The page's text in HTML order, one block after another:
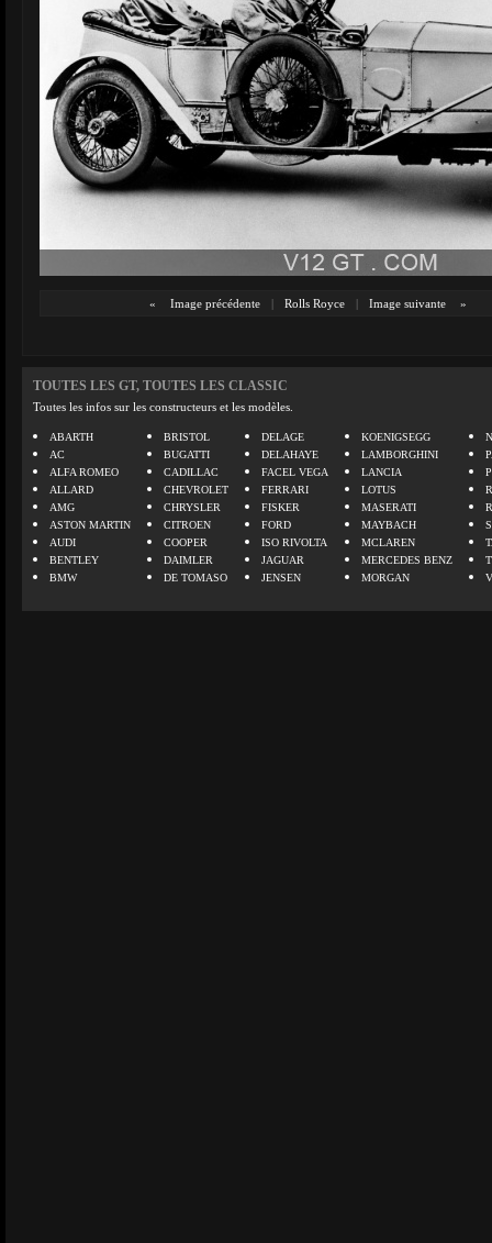
« Image précédente | Rolls Royce | Image suivante »
TOUTES LES GT, TOUTES LES CLASSIC
Toutes les infos sur les constructeurs et les modèles.
ABARTH
AC
ALFA ROMEO
ALLARD
AMG
ASTON MARTIN
AUDI
BENTLEY
BMW
BRISTOL
BUGATTI
CADILLAC
CHEVROLET
CHRYSLER
CITROEN
COOPER
DAIMLER
DE TOMASO
DELAGE
DELAHAYE
FACEL VEGA
FERRARI
FISKER
FORD
ISO RIVOLTA
JAGUAR
JENSEN
KOENIGSEGG
LAMBORGHINI
LANCIA
LOTUS
MASERATI
MAYBACH
MCLAREN
MERCEDES BENZ
MORGAN